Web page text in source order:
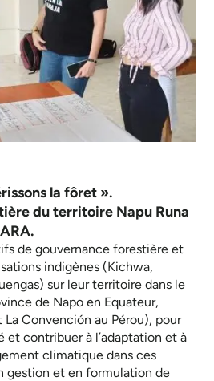
la fôret ».
du territoire Napu Runa
de gouvernance forestière et
indigènes (Kichwa,
sur leur territoire dans le
de Napo en Equateur,
La Convención au Pérou), pour
et contribuer à l’adaptation et à
climatique dans ces
gestion et en formulation de